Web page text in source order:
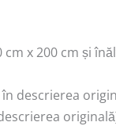
x 200 cm și
descrierea